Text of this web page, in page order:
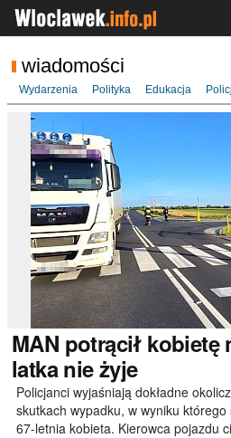
wiadomości
Wydarzenia Polityka Edukacja
MAN potrącił kobietę
latka nie żyje
Policjanci wyjaśniają dokładne
skutkach wypadku, w wyniku
67-letnia kobieta. Kierowca pojazdu